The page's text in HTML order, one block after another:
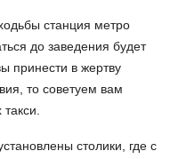
станция метро
до заведения будет
принести в жертву
то советуем вам
столики, где с